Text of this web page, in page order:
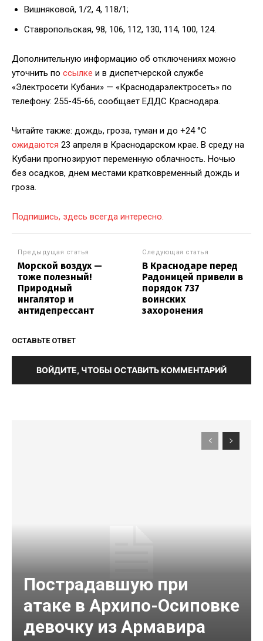
Вишняковой, 1/2, 4, 118/1;
Ставропольская, 98, 106, 112, 130, 114, 100, 124.
Дополнительную информацию об отключениях можно
уточнить по ссылке и в диспетчерской службе
«Электросети Кубани» — «Краснодарэлектросеть» по
телефону: 255-45-66, сообщает ЕДДС Краснодара.
Читайте также: дождь, гроза, туман и до +24 °С
ожидаются 23 апреля в Краснодарском крае. В среду на
Кубани прогнозируют переменную облачность. Ночью
без осадков, днем местами кратковременный дождь и
гроза.
Подпишись, здесь всегда интересно.
Предыдущая статья
Морской воздух —
тоже полезный!
Природный
ингалятор и
антидепрессант
Следующая статья
В Краснодаре перед
Радоницей привели в
порядок 737
воинских
захоронения
ОСТАВЬТЕ ОТВЕТ
ВОЙДИТЕ, ЧТОБЫ ОСТАВИТЬ КОММЕНТАРИЙ
Пострадавшую при
атаке в Архипо-Осиповке
девочку из Армавира